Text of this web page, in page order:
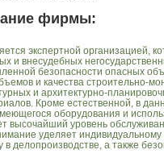
фирмы:
экспертной организацией,
и внесудебных
безопасности опасных
и качества строительно-
и архитектурно-
Кроме естественной, в
оборудования и
высочайший уровень
уделяет
в делопроизводстве, а также